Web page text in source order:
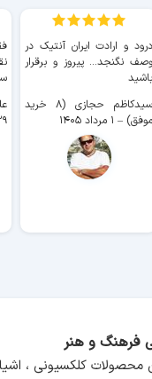
درود و ارادت ایران آنتیک در
وصف نگنجد... پیروز و برقرار
باشید
سیدکاظم حجازی (۸ خرید
موفق) – ۱ مرداد ۱۴۰۵
۲۹
فرهنگ و هنر
محصولات کلکسیونی ،